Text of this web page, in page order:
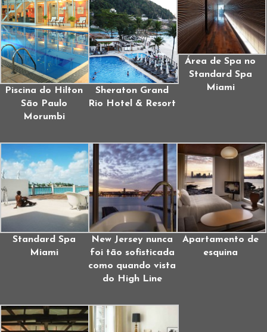
Piscina do Hilton
São Paulo
Morumbi
Sheraton Grand
Rio Hotel & Resort
Área de Spa no
Standard Spa
Miami
Standard Spa
Miami
New Jersey nunca
foi tão sofisticada
como quando vista
do High Line
Apartamento de
esquina